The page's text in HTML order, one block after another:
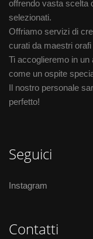
offrendo vasta scelta
selezionati.
Offriamo servizi di
curati da maestri orafi
Ti accoglieremo in un
come un ospite
Il nostro personale
perfetto!
Seguici
Instagram
Contatti